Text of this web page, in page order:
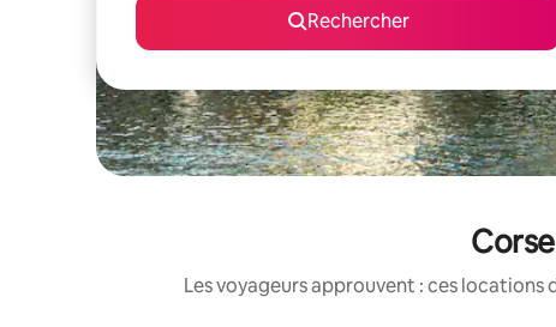
Rechercher
Les voyageurs approuvent : ces